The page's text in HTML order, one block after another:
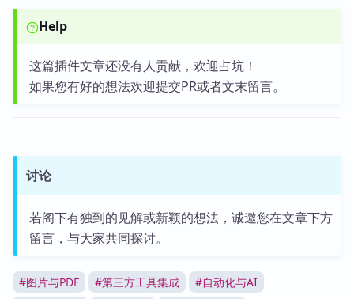
Help
这篇插件文章还没有人贡献，欢迎占坑！
如果您有好的想法欢迎提交PR或者文末留言。
讨论
若阁下有独到的见解或新颖的想法，诚邀您在文章下方
留言，与大家共同探讨。
#图片与PDF #第三方工具集成 #自动化与AI